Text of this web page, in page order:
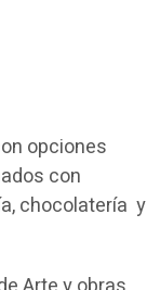
opciones
con
chocolatería y